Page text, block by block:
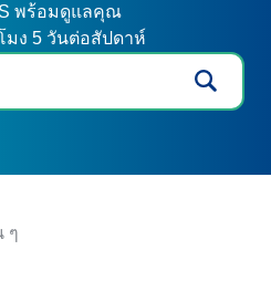
พร้อมดูแลคุณ
มง 5 วันต่อสัปดาห์
ๆ